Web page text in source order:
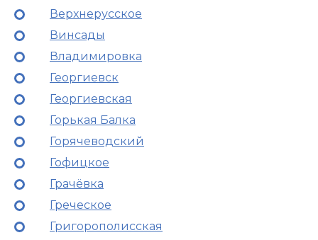
Верхнерусское
Винсады
Владимировка
Георгиевск
Георгиевская
Горькая Балка
Горячеводский
Гофицкое
Грачёвка
Греческое
Григорополисская